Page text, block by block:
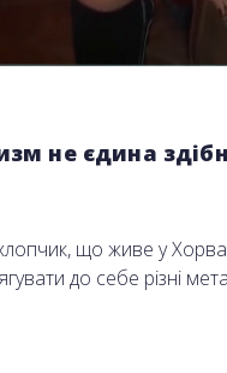
не єдина
що живе у
до себе різні